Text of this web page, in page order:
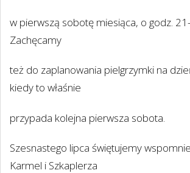
w pierwszą sobotę miesiąca, o godz.
Zachęcamy
też do zaplanowania pielgrzymki na
kiedy to właśnie
przypada kolejna pierwsza sobota.
Szesnastego lipca świętujemy
Karmel i Szkaplerza